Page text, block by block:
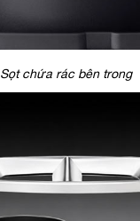
Sọt chứa rác bên trong